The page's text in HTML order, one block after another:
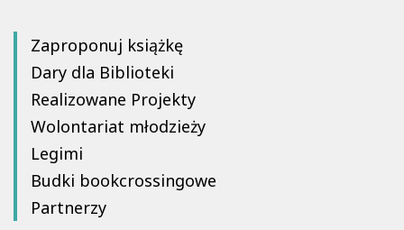
Zaproponuj książkę
Dary dla Biblioteki
Realizowane Projekty
Wolontariat młodzieży
Legimi
Budki bookcrossingowe
Partnerzy